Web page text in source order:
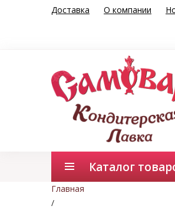
Доставка О компании
Каталог
Главная
/